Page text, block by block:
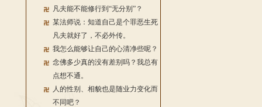
凡夫能不能修行到“无分别”？
某法师说：知道自己是个罪恶生死
凡夫就好了，不必外传。
我怎么能够让自己的心清净些呢？
念佛多少真的没有差别吗？我总有
点想不通。
人的性别、相貌也是随业力变化而
不同吧？